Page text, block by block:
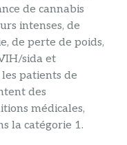
de cannabis
intenses, de
de perte de poids,
sida et
les patients de
des
médicales,
la catégorie 1.